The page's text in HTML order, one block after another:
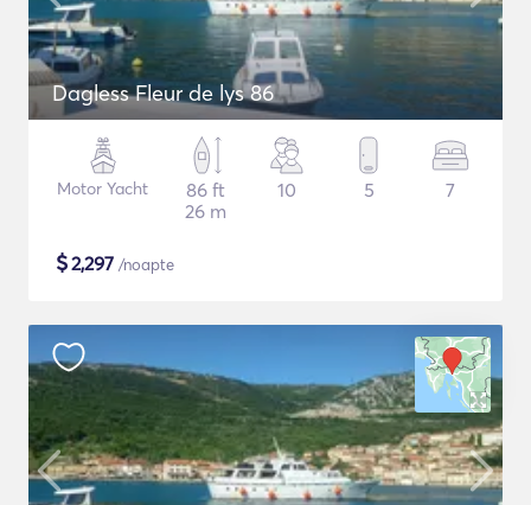
Dagless Fleur de lys 86
Motor Yacht
86 ft
26 m
10 5 7
$2,297 /noapte